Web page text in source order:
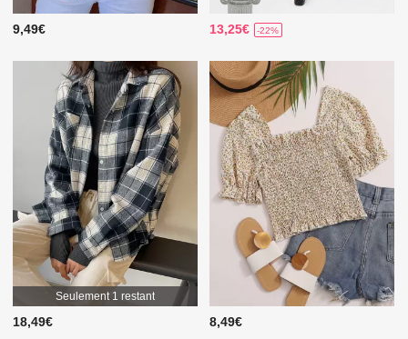
9,49€ 13,25€ -22%
Seulement 1 restant
18,49€ 8,49€